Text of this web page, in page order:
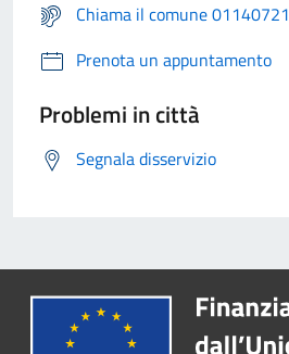
Chiama il comune 01140721
Prenota un appuntamento
Problemi in città
Segnala disservizio